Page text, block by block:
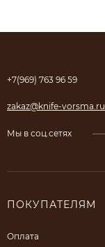
+7(969) 763 96 59
zakaz@knife-vorsma.ru
Мы в соц.сетях
ПОКУПАТЕЛЯМ
Оплата